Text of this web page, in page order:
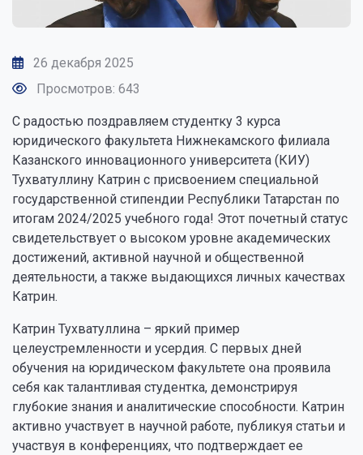
26 декабря 2025
Просмотров: 643
С радостью поздравляем студентку 3 курса
юридического факультета Нижнекамского филиала
Казанского инновационного университета (КИУ)
Тухватуллину Катрин с присвоением специальной
государственной стипендии Республики Татарстан по
итогам 2024/2025 учебного года! Этот почетный статус
свидетельствует о высоком уровне академических
достижений, активной научной и общественной
деятельности, а также выдающихся личных качествах
Катрин.
Катрин Тухватуллина – яркий пример
целеустремленности и усердия. С первых дней
обучения на юридическом факультете она проявила
себя как талантливая студентка, демонстрируя
глубокие знания и аналитические способности. Катрин
активно участвует в научной работе, публикуя статьи и
участвуя в конференциях, что подтверждает ее